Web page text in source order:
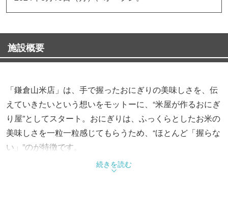
施設概要
「鎌倉山米店」は、手で握ったおにぎりの美味しさを、伝
えていきたいという想いをモットーに、“米屋が作るおにぎ
り屋”としてスタート。おにぎりは、ふっくらとしたお米の
美味しさを一粒一粒感じてもらうため、“ほとんど「握らな
い」”のが特徴です。
「鎌倉山米店×うなぎの寝床」では、日本の地域文化発
信・デザインを手掛ける「うなぎの寝床」とコラボレーシ
続きを読む